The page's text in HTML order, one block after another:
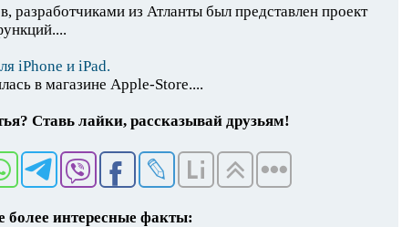
разработчиками из Атланты был представлен проект
iPhone и iPad.
в магазине Apple-Store....
Ставь лайки, рассказывай друзьям!
более интересные факты: